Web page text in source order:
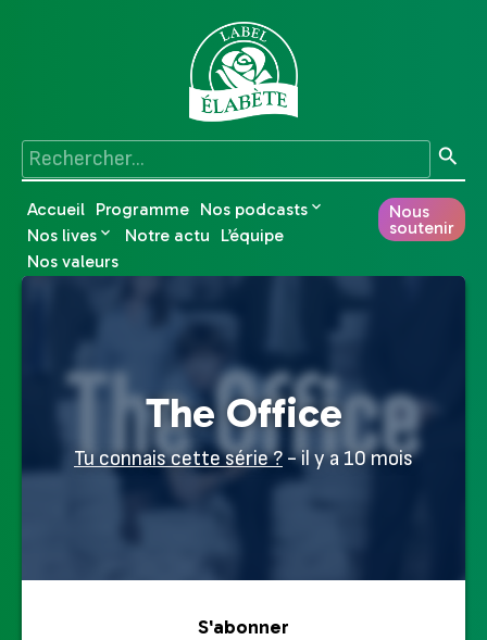
Accueil Programme Nos podcasts
Nos lives
Notre actu
L’équipe
Nos valeurs
Nous
soutenir
The Office
Tu connais cette série ? - il y a 10 mois
S'abonner